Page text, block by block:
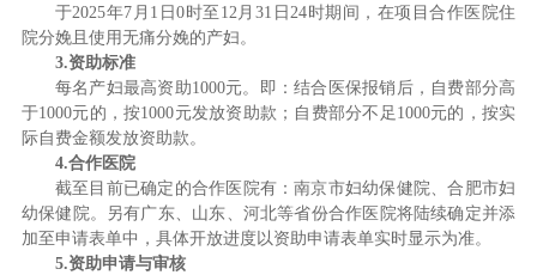
于2025年7月1日0时至12月31日24时期间，在项目合作医院住
院分娩且使用无痛分娩的产妇。
3.资助标准
每名产妇最高资助1000元。即：结合医保报销后，自费部分高
于1000元的，按1000元发放资助款；自费部分不足1000元的，按实
际自费金额发放资助款。
4.合作医院
截至目前已确定的合作医院有：南京市妇幼保健院、合肥市妇
幼保健院。另有广东、山东、河北等省份合作医院将陆续确定并添
加至申请表单中，具体开放进度以资助申请表单实时显示为准。
5.资助申请与审核